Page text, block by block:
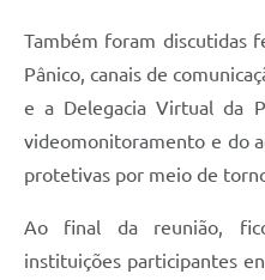
Também foram discutidas
Pânico, canais de
e a Delegacia Virtual da
videomonitoramento e do
protetivas por meio de
Ao final da reunião,
instituições participantes